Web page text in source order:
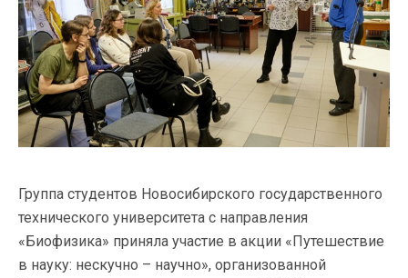
Группа студентов Новосибирского государственного
технического университета с направления
«Биофизика» приняла участие в акции «Путешествие
в науку: нескучно – научно», организованной